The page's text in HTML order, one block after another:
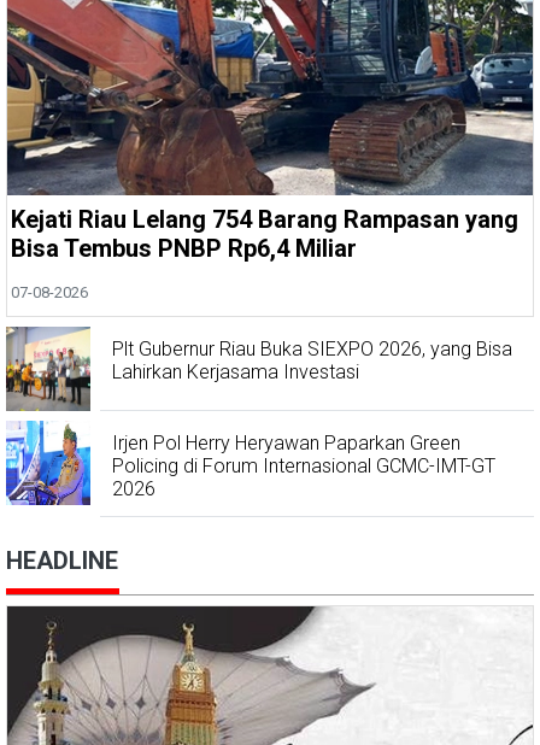
Kejati Riau Lelang 754 Barang Rampasan yang
Bisa Tembus PNBP Rp6,4 Miliar
07-08-2026
Plt Gubernur Riau Buka SIEXPO 2026, yang Bisa
Lahirkan Kerjasama Investasi
Irjen Pol Herry Heryawan Paparkan Green
Policing di Forum Internasional GCMC-IMT-GT
2026
HEADLINE